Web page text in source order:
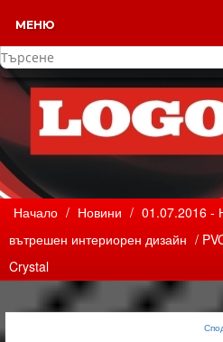
МЕНЮ
Начало / Новини / 01.07.2016 -
вътрешен интериорен дизайн /
Crystal